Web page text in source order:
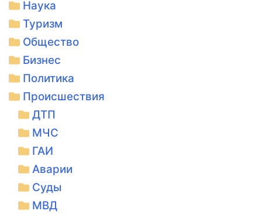
Наука
Туризм
Общество
Бизнес
Политика
Происшествия
ДТП
МЧС
ГАИ
Аварии
Суды
МВД